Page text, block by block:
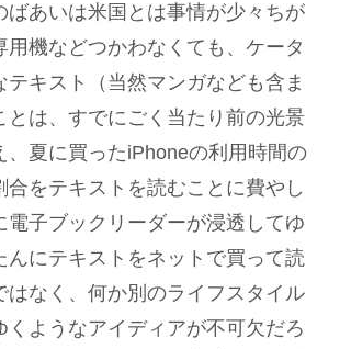
ばあいは米国とは事情が少々ちが
用機などつかわなくても、ケータ
テキスト（当然マンガなども含ま
とは、すでにごく当たり前の光景
、夏に買ったiPhoneの利用時間の
合をテキストを読むことに費やし
電子ブックリーダーが浸透してゆ
んにテキストをネットで買って読
はなく、何か別のライフスタイル
くようなアイディアが不可欠だろ